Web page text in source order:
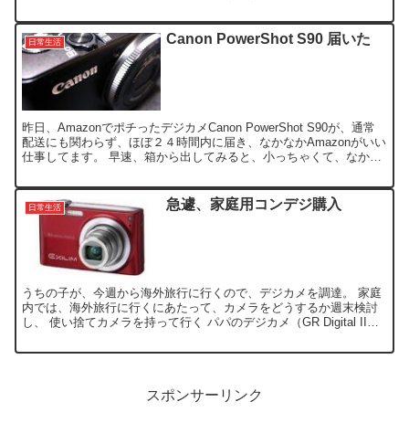
日常生活 Canon PowerShot S90 届いた
昨日、AmazonでポチったデジカメCanon PowerShot S90が、通常
配送にも関わらず、ほぼ２４時間内に届き、なかなかAmazonがいい
仕事してます。 早速、箱から出してみると、小っちゃくて、なかな
日常生活 急遽、家庭用コンデジ購入
うちの子が、今週から海外旅行に行くので、デジカメを調達。 家庭
内では、海外旅行に行くにあたって、カメラをどうするか週末検討
し、 使い捨てカメラを持って行く パパのデジカメ（GR Digital II）
スポンサーリンク